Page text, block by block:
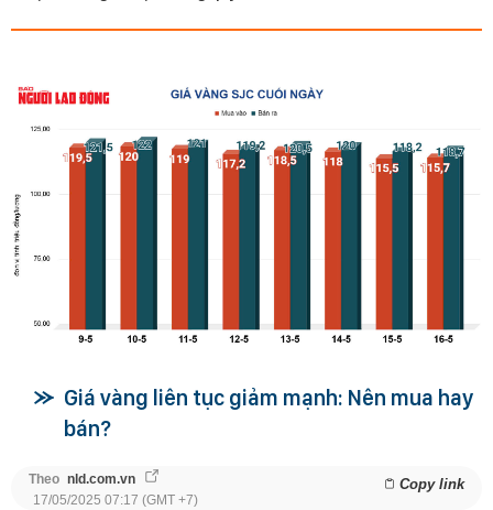
Giá vàng liên tục giảm mạnh: Nên mua hay
bán?
Theo nld.com.vn Copy link
17/05/2025 07:17 (GMT +7)